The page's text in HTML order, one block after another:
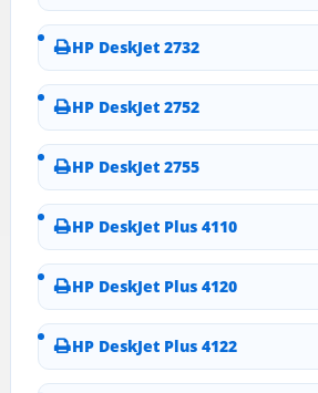
HP DeskJet 2732
HP DeskJet 2752
HP DeskJet 2755
HP DeskJet Plus 4110
HP DeskJet Plus 4120
HP DeskJet Plus 4122